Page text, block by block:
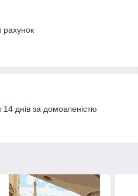
рахунок
днів за домовленістю